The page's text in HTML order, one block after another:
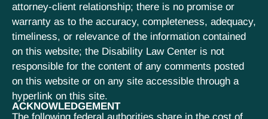
attorney-client relationship; there is no promise or
warranty as to the accuracy, completeness, adequacy,
timeliness, or relevance of the information contained
on this website; the Disability Law Center is not
responsible for the content of any comments posted
on this website or on any site accessible through a
hyperlink on this site.
ACKNOWLEDGEMENT